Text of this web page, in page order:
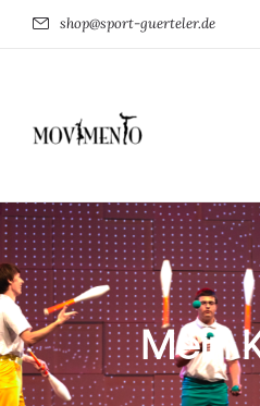
shop@sport-guerteler.de
Mein